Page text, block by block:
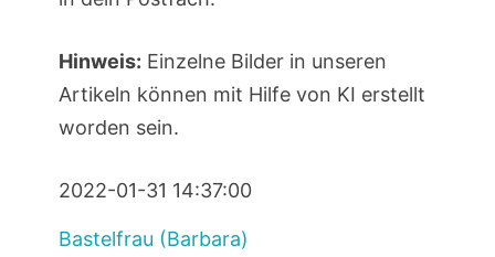
Hinweis: Einzelne Bilder in unseren
Artikeln können mit Hilfe von KI erstellt
worden sein.
2022-01-31 14:37:00
Bastelfrau (Barbara)